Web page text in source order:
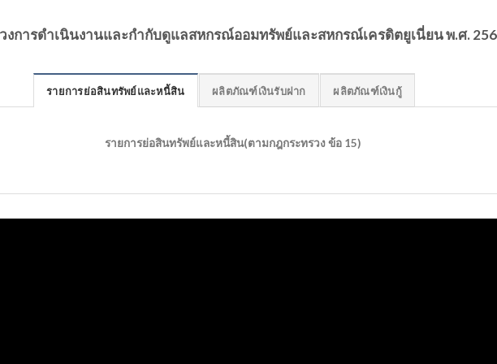
งการดำเนินงานและกำกับดูแลสหกรณ์ออมทรัพย์และสหกรณ์เครดิตยูเนี่ยน พ.ศ.
รายการย่อสินทรัพย์และหนี้สิน ผลิตภัณฑ์เงินรับฝาก ผลิตภัณฑ์เงินกู้
รายการย่อสินทรัพย์และหนี้สิน(ตามกฎกระทรวง ข้อ 15)